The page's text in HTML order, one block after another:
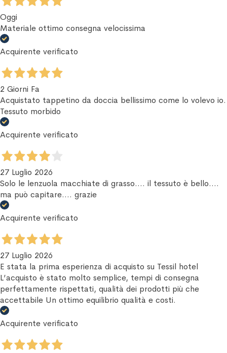
Oggi
Materiale ottimo consegna velocissima
Acquirente verificato
2 Giorni Fa
Acquistato tappetino da doccia bellissimo come lo volevo io.
Tessuto morbido
Acquirente verificato
27 Luglio 2026
Solo le lenzuola macchiate di grasso.... il tessuto è bello....
ma può capitare.... grazie
Acquirente verificato
27 Luglio 2026
E stata la prima esperienza di acquisto su Tessil hotel
L’acquisto è stato molto semplice, tempi di consegna
perfettamente rispettati, qualità dei prodotti più che
accettabile Un ottimo equilibrio qualità e costi.
Acquirente verificato